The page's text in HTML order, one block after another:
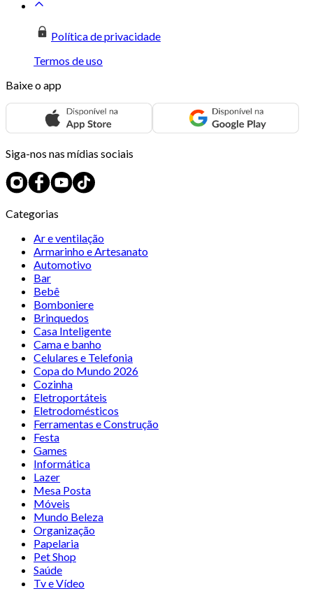
Política de privacidade
Termos de uso
Baixe o app
Siga-nos nas mídias sociais
Categorias
Ar e ventilação
Armarinho e Artesanato
Automotivo
Bar
Bebê
Bomboniere
Brinquedos
Casa Inteligente
Cama e banho
Celulares e Telefonia
Copa do Mundo 2026
Cozinha
Eletroportáteis
Eletrodomésticos
Ferramentas e Construção
Festa
Games
Informática
Lazer
Mesa Posta
Móveis
Mundo Beleza
Organização
Papelaria
Pet Shop
Saúde
Tv e Vídeo